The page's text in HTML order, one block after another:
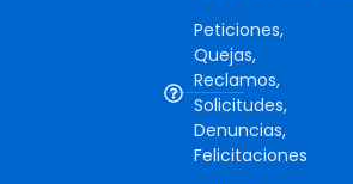
Peticiones,
Quejas,
Reclamos,
Solicitudes,
Denuncias,
Felicitaciones